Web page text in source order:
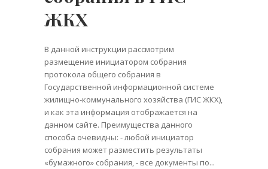
ЖКХ
В данной инструкции рассмотрим
размещение инициатором собрания
протокола общего собрания в
Государственной информационной системе
жилищно-коммунального хозяйства (ГИС ЖКХ),
и как эта информация отображается на
данном сайте. Преимущества данного
способа очевидны: - любой инициатор
собрания может разместить результаты
«бумажного» собрания, - все документы по